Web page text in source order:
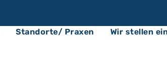
Standorte/ Praxen Wir stellen